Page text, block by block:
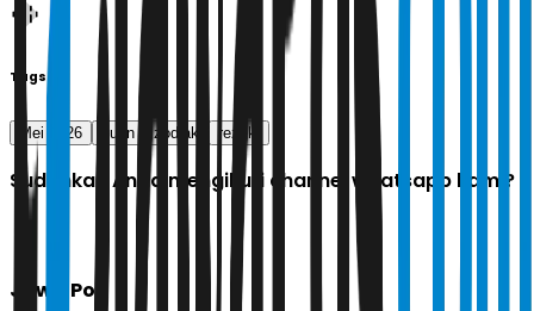
Tags
Mei 2026 cuan zodiak rezeki
Sudahkah Anda mengikuti channel whatsapp kami?
Jawa Pos